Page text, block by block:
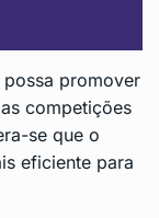
possa promover
competições
se que o
eficiente para